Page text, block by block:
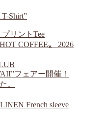
Shirt”
リントTee
COFFEE〟 2026
フェアー開催！
。
French sleeve